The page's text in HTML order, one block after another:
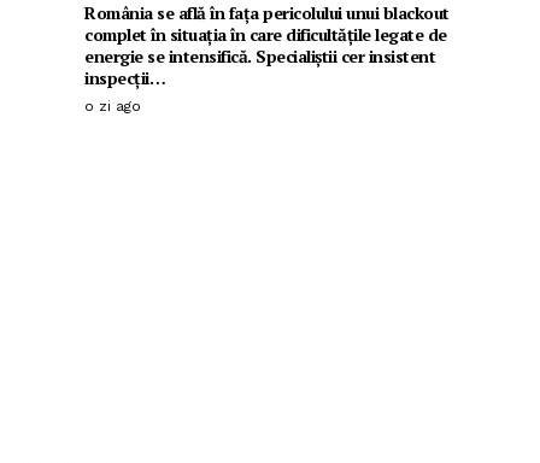
România se află în fața pericolului unui blackout
complet în situația în care dificultățile legate de
energie se intensifică. Specialiștii cer insistent
inspecții…
o zi ago